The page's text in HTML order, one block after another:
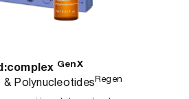
GenX
& PolynucleotidesRegen